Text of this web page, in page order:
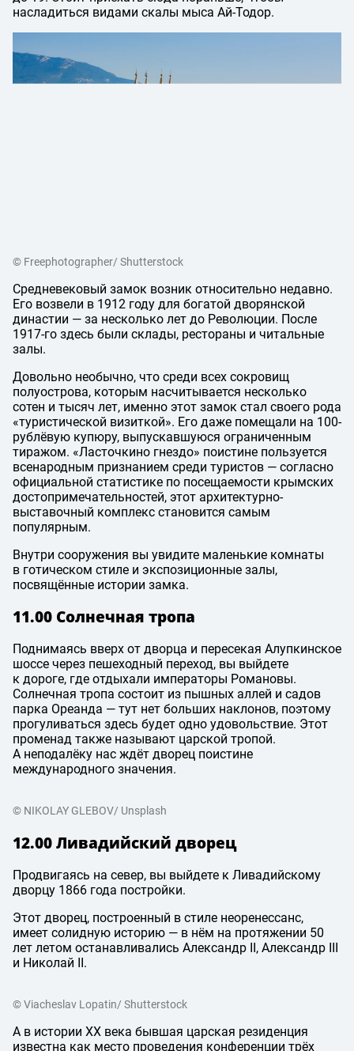
насладиться видами скалы мыса Ай-Тодор.
© Freephotographer/ Shutterstock
Средневековый замок возник относительно недавно.
Его возвели в 1912 году для богатой дворянской
династии — за несколько лет до Революции. После
1917-го здесь были склады, рестораны и читальные
залы.
Довольно необычно, что среди всех сокровищ
полуострова, которым насчитывается несколько
сотен и тысяч лет, именно этот замок стал своего рода
«туристической визиткой». Его даже помещали на 100-
рублёвую купюру, выпускавшуюся ограниченным
тиражом. «Ласточкино гнездо» поистине пользуется
всенародным признанием среди туристов — согласно
официальной статистике по посещаемости крымских
достопримечательностей, этот архитектурно-
выставочный комплекс становится самым
популярным.
Внутри сооружения вы увидите маленькие комнаты
в готическом стиле и экспозиционные залы,
посвящённые истории замка.
11.00 Солнечная тропа
Поднимаясь вверх от дворца и пересекая Алупкинское
шоссе через пешеходный переход, вы выйдете
к дороге, где отдыхали императоры Романовы.
Солнечная тропа состоит из пышных аллей и садов
парка Ореанда — тут нет больших наклонов, поэтому
прогуливаться здесь будет одно удовольствие. Этот
променад также называют царской тропой.
А неподалёку нас ждёт дворец поистине
международного значения.
© NIKOLAY GLEBOV/ Unsplash
12.00 Ливадийский дворец
Продвигаясь на север, вы выйдете к Ливадийскому
дворцу 1866 года постройки.
Этот дворец, построенный в стиле неоренессанс,
имеет солидную историю — в нём на протяжении 50
лет летом останавливались Александр ΙΙ, Александр ΙΙΙ
и Николай ΙΙ.
© Viacheslav Lopatin/ Shutterstock
А в истории XX века бывшая царская резиденция
известна как место проведения конференции трёх